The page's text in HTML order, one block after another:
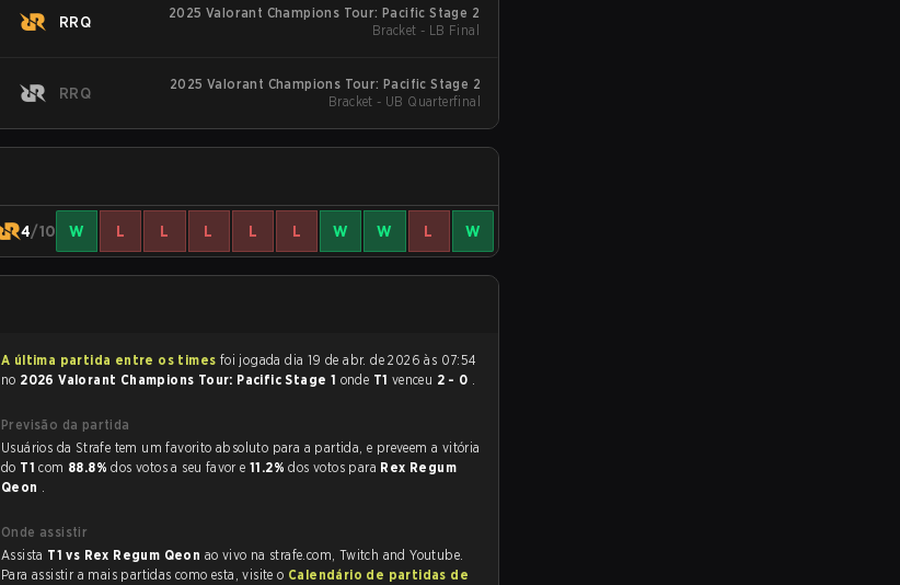
RRQ
2025 Valorant Champions Tour: Pacific Stage 2
Bracket - LB Final
RRQ
2025 Valorant Champions Tour: Pacific Stage 2
Bracket - UB Quarterfinal
4/10 W L L L L L W W L W
A última partida entre os times
no 2026 Valorant Champions Tour: Pacific Stage 1 onde T1 venceu 2 - 0 .
Previsão da partida
Usuários da Strafe tem um favorito absoluto para a partida, e preveem a vitória
do T1com 88.8%dos votos a seu favor e 11.2%dos votos para Rex Regum
Qeon .
Onde assistir
Assista T1 vs Rex Regum Qeon ao vivo na strafe.com, Twitch and Youtube.
Para assistir a mais partidas como esta, visite o Calendário de partidas de